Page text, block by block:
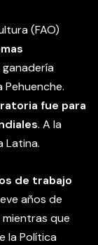
(FAO)
ganadería
fue para
. A la
Latina.
de trabajo
años de
que
la Política